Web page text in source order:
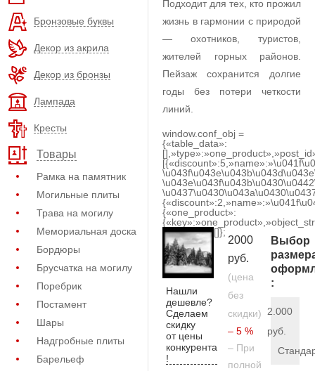
Бронзовые буквы
Декор из акрила
Декор из бронзы
Лампада
Кресты
Товары
Рамка на памятник
Могильные плиты
Трава на могилу
Мемориальная доска
Бордюры
Брусчатка на могилу
Поребрик
Постамент
Шары
Надгробные плиты
Барельеф
Подходит для тех, кто прожил
жизнь в гармонии с природой
— охотников, туристов,
жителей горных районов.
Пейзаж сохранится долгие
годы без потери четкости
линий.
window.conf_obj =
{«table_data»:
{«one_product»:
[]};
Нашли
дешевле?
Сделаем
скидку
от цены
конкурента
!
2000
руб.
(цена
без
скидки)
– 5 %
– При
полной
Выбор
:
2.000
руб.